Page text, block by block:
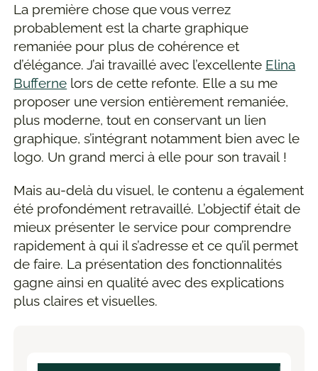
La première chose que vous verrez
probablement est la charte graphique
remaniée pour plus de cohérence et
d’élégance. J’ai travaillé avec l’excellente Elina
Bufferne lors de cette refonte. Elle a su me
proposer une version entièrement remaniée,
plus moderne, tout en conservant un lien
graphique, s’intégrant notamment bien avec le
logo. Un grand merci à elle pour son travail !
Mais au-delà du visuel, le contenu a également
été profondément retravaillé. L’objectif était de
mieux présenter le service pour comprendre
rapidement à qui il s’adresse et ce qu’il permet
de faire. La présentation des fonctionnalités
gagne ainsi en qualité avec des explications
plus claires et visuelles.